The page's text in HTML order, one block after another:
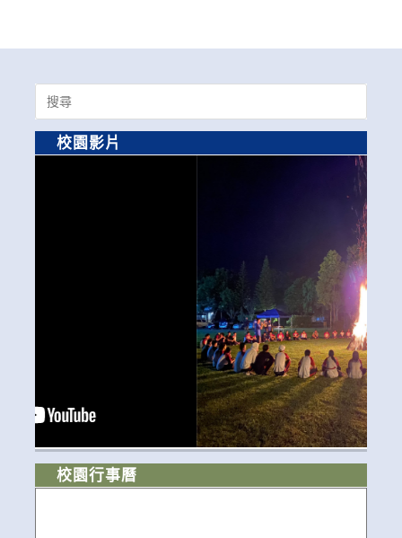
Search
for:
校園影片
校園行事曆